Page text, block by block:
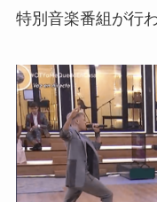
特別音楽番組が行